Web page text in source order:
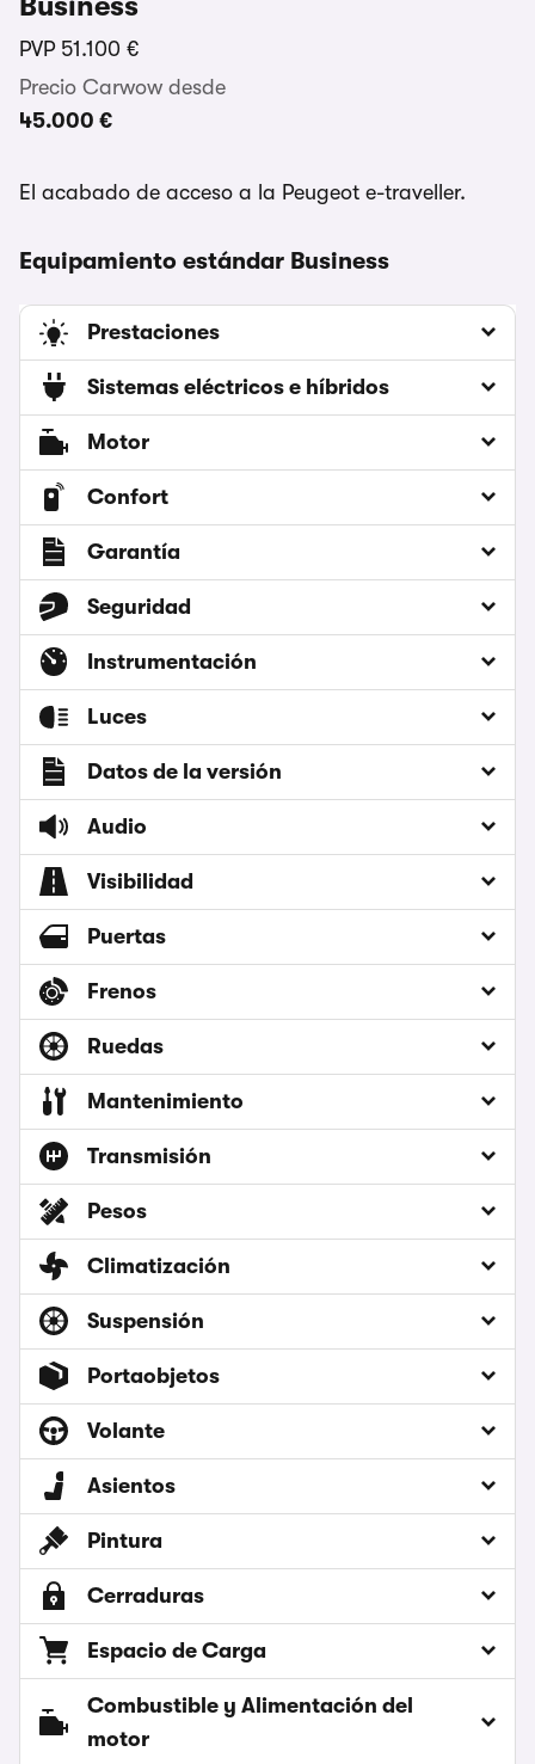
PVP 51.100 €
Precio Carwow desde
45.000 €
El acabado de acceso a la Peugeot e-traveller.
Equipamiento estándar Business
Prestaciones
Sistemas eléctricos e híbridos
Motor
Confort
Garantía
Seguridad
Instrumentación
Luces
Datos de la versión
Audio
Visibilidad
Puertas
Frenos
Ruedas
Mantenimiento
Transmisión
Pesos
Climatización
Suspensión
Portaobjetos
Volante
Asientos
Pintura
Cerraduras
Espacio de Carga
Combustible y Alimentación del
motor